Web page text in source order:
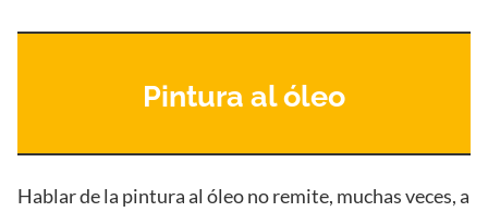
Pintura al óleo
Hablar de la pintura al óleo no remite, muchas veces, a